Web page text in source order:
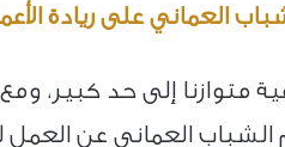
العماني على ريادة
متوازنا إلى حد
الشباب العماني عن